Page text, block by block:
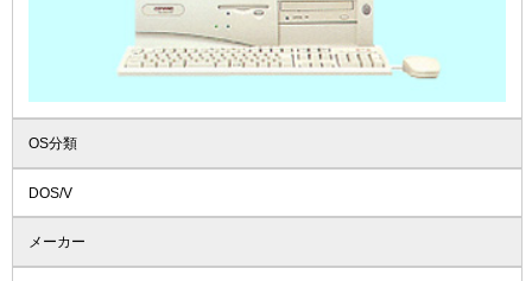
OS分類
DOS/V
メーカー